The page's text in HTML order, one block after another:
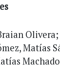
Olivera;
Matías